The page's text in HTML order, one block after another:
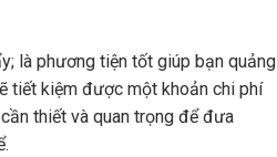
là phương tiện tốt giúp bạn quảng
tiết kiệm được một khoản chi phí
thiết và quan trọng để đưa